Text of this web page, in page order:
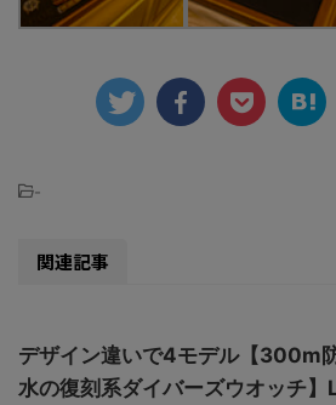
-
関連記事
デザイン違いで4モデル【300m
水の復刻系ダイバーズウオッチ】